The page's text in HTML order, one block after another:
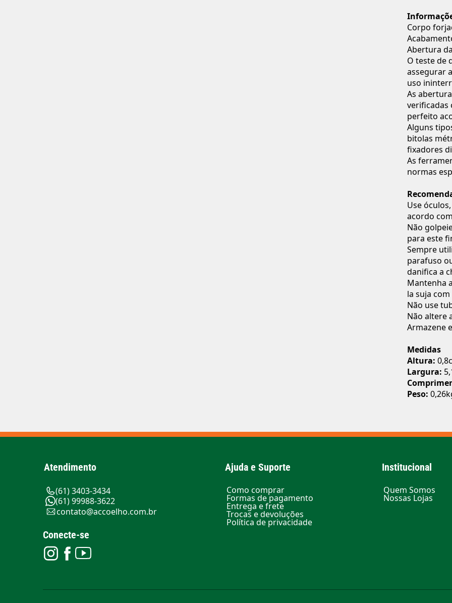
Corpo
Abertura
O teste de
assegurar
uso
As
verificadas
perfeito
Alguns
bitolas
fixadores
As
normas
Use
acordo
Não
para este
Sempre
parafuso
danifica a
Mantenha
la suja
Não use
Não altere
Armazene
Medidas
Altura:
Largura:
Peso:
Atendimento
(61) 3403-3434
(61) 99988-3622
contato@accoelho.com.br
Conecte-se
Ajuda e Suporte
Como comprar
Formas de pagamento
Entrega e frete
Trocas e devoluções
Política de privacidade
Institucional
Quem Somos
Nossas Lojas